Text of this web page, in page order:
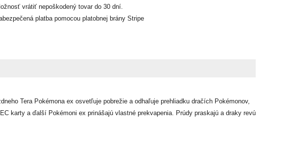
vrátiť nepoškodený tovar do 30 dní.
platba pomocou platobnej brány Stripe
Tera Pokémona ex osvetľuje pobrežie a odhaľuje prehliadku dračích Pokémonov,
karty a ďalší Pokémoni ex prinášajú vlastné prekvapenia. Prúdy praskajú a draky revú